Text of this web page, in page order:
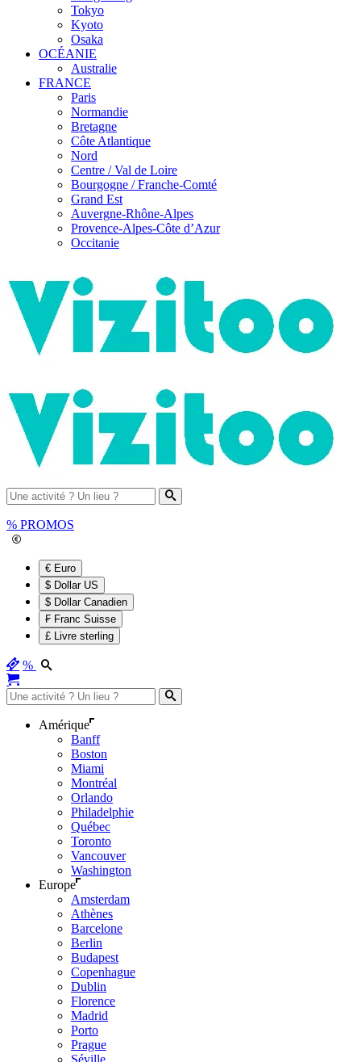
Tokyo
Kyoto
Osaka
OCÉANIE
Australie
FRANCE
Paris
Normandie
Bretagne
Côte Atlantique
Nord
Centre / Val de Loire
Bourgogne / Franche-Comté
Grand Est
Auvergne-Rhône-Alpes
Provence-Alpes-Côte d’Azur
Occitanie
% PROMOS
€ Euro
$ Dollar US
$ Dollar Canadien
₣ Franc Suisse
£ Livre sterling
%
Amérique
Banff
Boston
Miami
Montréal
Orlando
Philadelphie
Québec
Toronto
Vancouver
Washington
Europe
Amsterdam
Athènes
Barcelone
Berlin
Budapest
Copenhague
Dublin
Florence
Madrid
Porto
Prague
Séville